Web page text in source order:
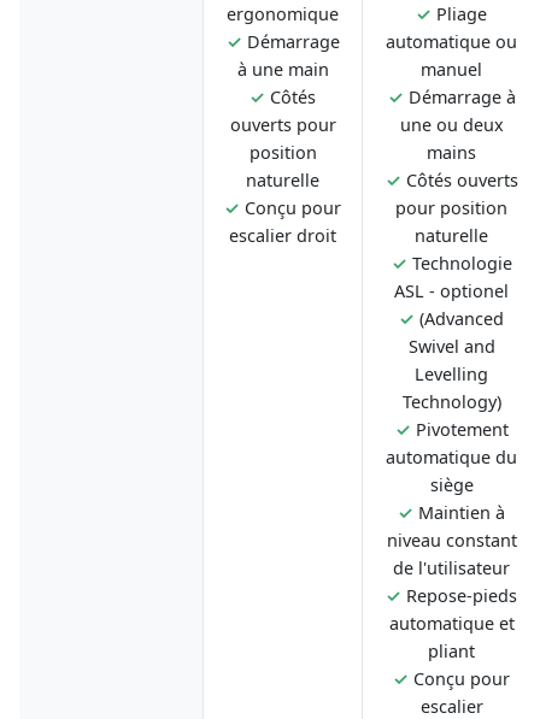
ergonomique
✓ Démarrage
à une main
✓ Côtés
ouverts pour
position
naturelle
✓ Conçu pour
escalier droit
✓ Pliage
automatique ou
manuel
✓ Démarrage à
une ou deux
mains
✓ Côtés ouverts
pour position
naturelle
✓ Technologie
ASL - optionel
✓ (Advanced
Swivel and
Levelling
Technology)
✓ Pivotement
automatique du
siège
✓ Maintien à
niveau constant
de l'utilisateur
✓ Repose-pieds
automatique et
pliant
✓ Conçu pour
escalier